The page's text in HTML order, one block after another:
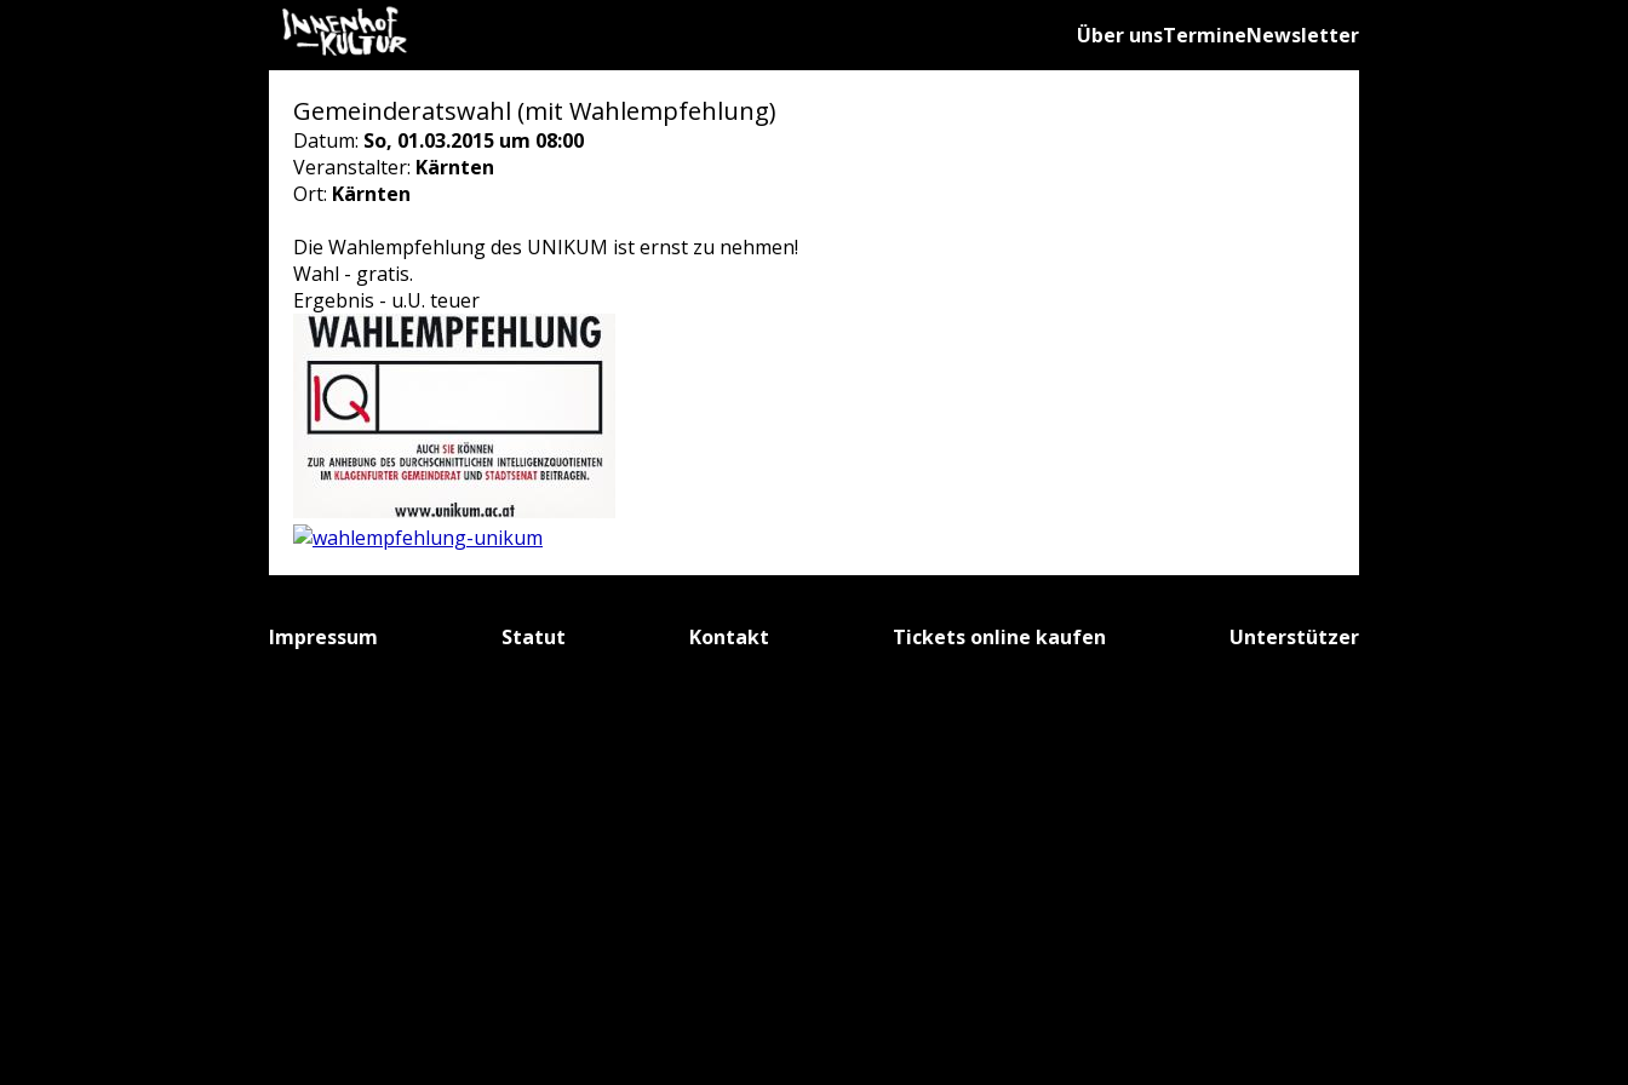
Über unsTermineNewsletter
Gemeinderatswahl (mit Wahlempfehlung)
Datum: So, 01.03.2015 um 08:00
Veranstalter: Kärnten
Ort: Kärnten
Die Wahlempfehlung des UNIKUM ist ernst zu nehmen!
Wahl - gratis.
Ergebnis - u.U. teuer
Impressum Statut Kontakt Tickets online kaufen Unterstützer